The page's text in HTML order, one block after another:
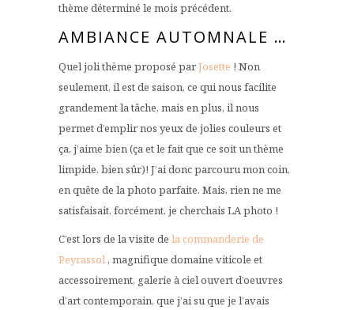
thème déterminé le mois précédent.
AMBIANCE AUTOMNALE …
Quel joli thème proposé parJosette ! Non
seulement, il est de saison, ce qui nous facilite
grandement la tâche, mais en plus, il nous
permet d’emplir nos yeux de jolies couleurs et
ça, j’aime bien (ça et le fait que ce soit un thème
limpide, bien sûr)! J’ai donc parcouru mon coin,
en quête de la photo parfaite. Mais, rien ne me
satisfaisait, forcément, je cherchais LA photo !
C’est lors de la visite de la commanderie de
Peyrassol, magnifique domaine viticole et
accessoirement, galerie à ciel ouvert d’oeuvres
d’art contemporain, que j’ai su que je l’avais